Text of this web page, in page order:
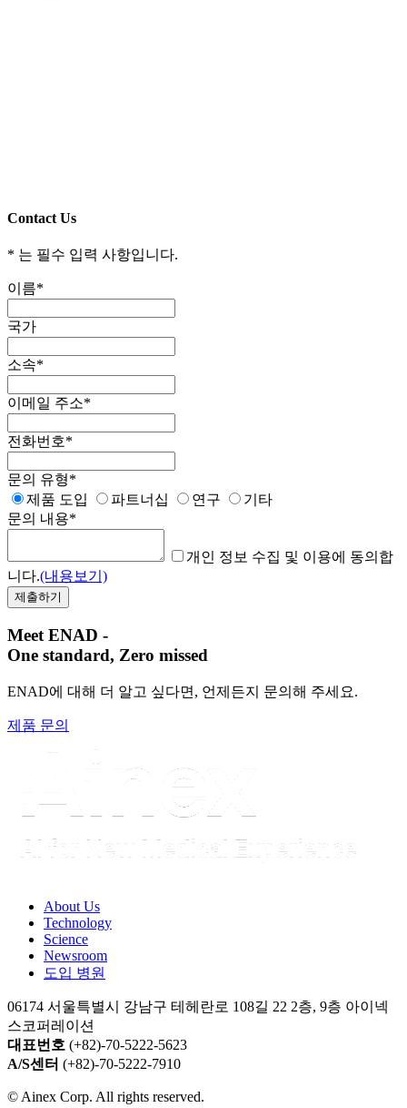
Contact Us
* 는 필수 입력 사항입니다.
이름*
국가
소속*
이메일 주소*
전화번호*
문의 유형*
제품 도입
파트너십 연구
기타
문의 내용*
개인 정보 수집 및 이용에 동의합
니다.(내용보기)
Meet ENAD -
One standard, Zero missed​
ENAD에 대해 더 알고 싶다면, 언제든지 문의해 주세요.
제품 문의
About Us​
Technology
Science
Newsroom
도입 병원
06174 서울특별시 강남구 테헤란로 108길 22 2층, 9층 아이넥
스코퍼레이션
대표번호 (+82)-70-5222-5623
A/S센터 (+82)-70-5222-7910
© Ainex Corp. All rights reserved.